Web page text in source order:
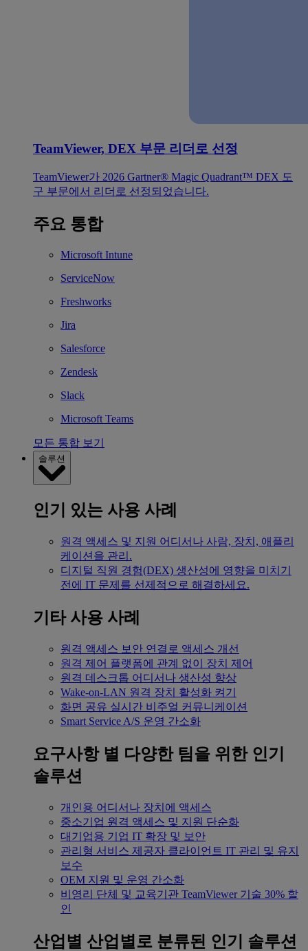
TeamViewer, DEX 부문 리더로 선정
TeamViewer가 2026 Gartner® Magic Quadrant™ DEX 도
구 부문에서 리더로 선정되었습니다.
주요 통합
Microsoft Intune
ServiceNow
Freshworks
Jira
Salesforce
Zendesk
Slack
Microsoft Teams
모든 통합 보기
솔루션
인기 있는 사용 사례
원격 액세스 및 지원 어디서나 사람, 장치, 애플리
케이션을 관리.
디지털 직원 경험(DEX) 생산성에 영향을 미치기
전에 IT 문제를 선제적으로 해결하세요.
기타 사용 사례
원격 액세스 보안 연결로 액세스 개선
원격 제어 플랫폼에 관계 없이 장치 제어
원격 데스크톱 어디서나 생산성 향상
Wake-on-LAN 원격 장치 활성화 켜기
화면 공유 실시간 비주얼 커뮤니케이션
Smart Service A/S 운영 간소화
요구사항 별 다양한 팀을 위한 인기
솔루션
개인용 어디서나 장치에 액세스
중소기업 원격 액세스 및 지원 단순화
대기업용 기업 IT 확장 및 보안
관리형 서비스 제공자 클라이언트 IT 관리 및 유지
보수
OEM 지원 및 운영 간소화
비영리 단체 및 교육기관 TeamViewer 기술 30% 할
인
산업별 산업별로 분류된 인기 솔루션